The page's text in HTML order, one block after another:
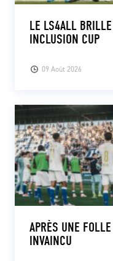
09 Août 2026
LE LS4ALL
INCLUSION CUP
APRÈS UNE
INVAINCU